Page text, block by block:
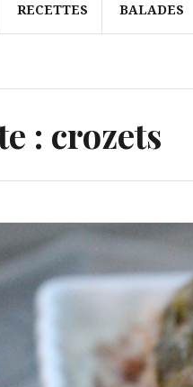
RECETTES BALADES
: crozets